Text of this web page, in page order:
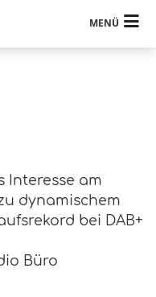
MENÜ
Interesse am
dynamischem
bei DAB+
Büro